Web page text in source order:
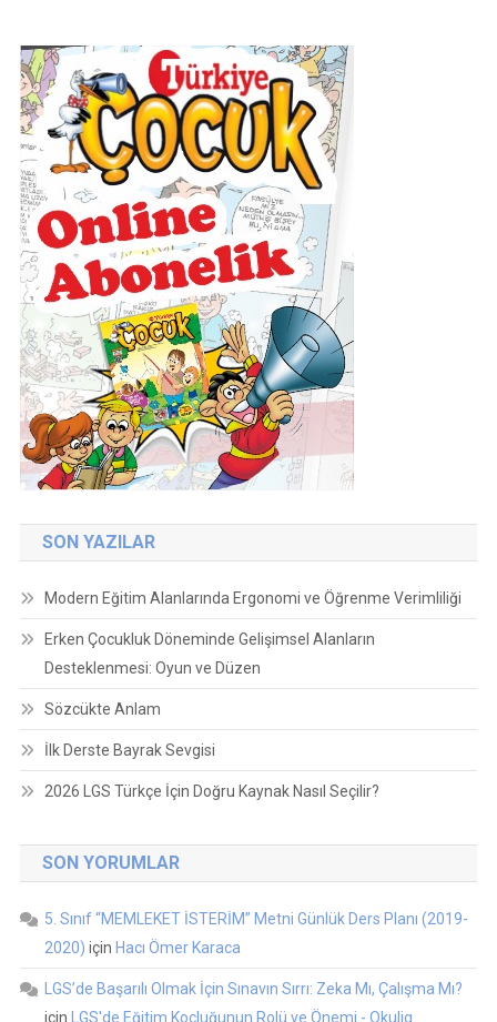
SON YAZILAR
Modern Eğitim Alanlarında Ergonomi ve Öğrenme Verimliliği
Erken Çocukluk Döneminde Gelişimsel Alanların
Desteklenmesi: Oyun ve Düzen
Sözcükte Anlam
İlk Derste Bayrak Sevgisi
2026 LGS Türkçe İçin Doğru Kaynak Nasıl Seçilir?
SON YORUMLAR
5. Sınıf “MEMLEKET İSTERİM” Metni Günlük Ders Planı (2019-
2020) için Hacı Ömer Karaca
LGS’de Başarılı Olmak İçin Sınavın Sırrı: Zeka Mı, Çalışma Mı?
için LGS'de Eğitim Koçluğunun Rolü ve Önemi - Okulig